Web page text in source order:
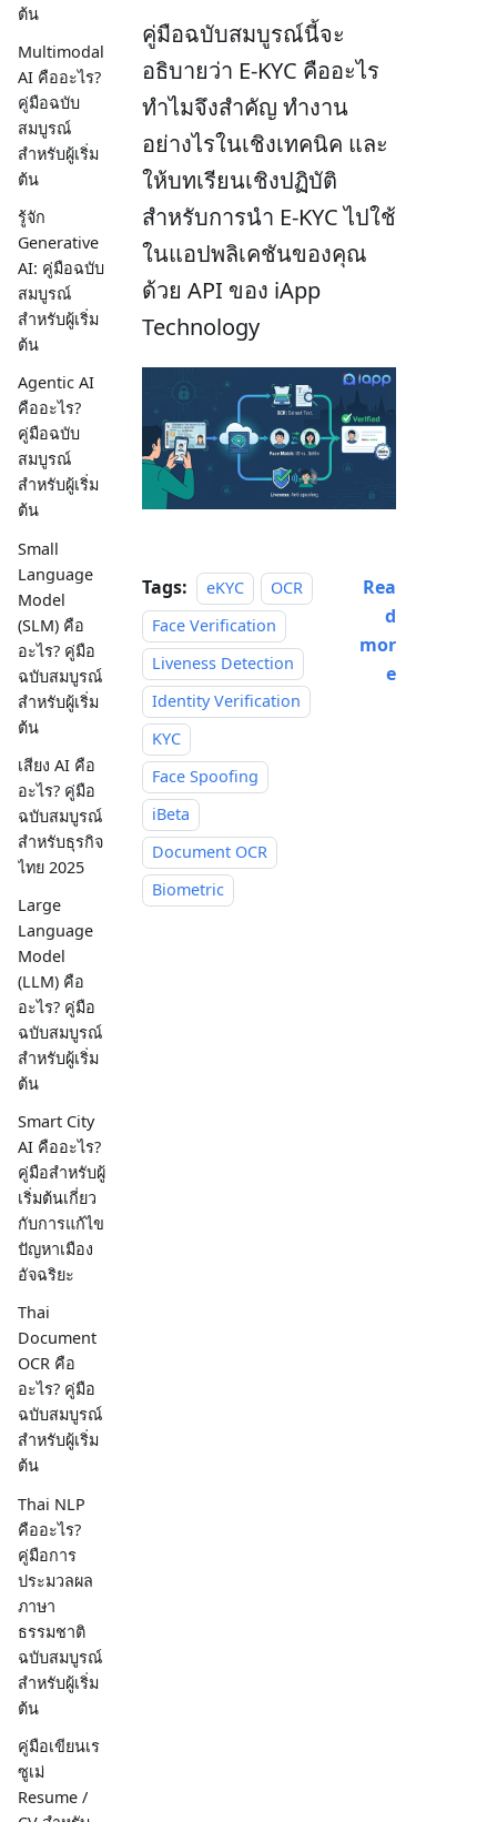
ต้น
Multimodal
AI คืออะไร?
คู่มือฉบับ
สมบูรณ์
สำหรับผู้เริ่ม
ต้น
รู้จัก
Generative
AI: คู่มือฉบับ
สมบูรณ์
สำหรับผู้เริ่ม
ต้น
Agentic AI
คืออะไร?
คู่มือฉบับ
สมบูรณ์
สำหรับผู้เริ่ม
ต้น
Small
Language
Model
(SLM) คือ
อะไร? คู่มือ
ฉบับสมบูรณ์
สำหรับผู้เริ่ม
ต้น
เสียง AI คือ
อะไร? คู่มือ
ฉบับสมบูรณ์
สำหรับธุรกิจ
ไทย 2025
Large
Language
Model
(LLM) คือ
อะไร? คู่มือ
ฉบับสมบูรณ์
สำหรับผู้เริ่ม
ต้น
Smart City
AI คืออะไร?
คู่มือสำหรับผู้
เริ่มต้นเกี่ยว
กับการแก้ไข
ปัญหาเมือง
อัจฉริยะ
Thai
Document
OCR คือ
อะไร? คู่มือ
ฉบับสมบูรณ์
สำหรับผู้เริ่ม
ต้น
Thai NLP
คืออะไร?
คู่มือการ
ประมวลผล
ภาษา
ธรรมชาติ
ฉบับสมบูรณ์
สำหรับผู้เริ่ม
ต้น
คู่มือเขียนเร
ซูเม่
Resume /
คู่มือฉบับสมบูรณ์นี้จะ
อธิบายว่า E-KYC คืออะไร
ทำไมจึงสำคัญ ทำงาน
อย่างไรในเชิงเทคนิค และ
ให้บทเรียนเชิงปฏิบัติ
สำหรับการนำ E-KYC ไปใช้
ในแอปพลิเคชันของคุณ
ด้วย API ของ iApp
Technology
Tags: eKYC
OCR
Face Verification
Liveness Detection
Identity Verification
KYC
Face Spoofing
iBeta
Document OCR
Biometric
Rea
d
mor
e